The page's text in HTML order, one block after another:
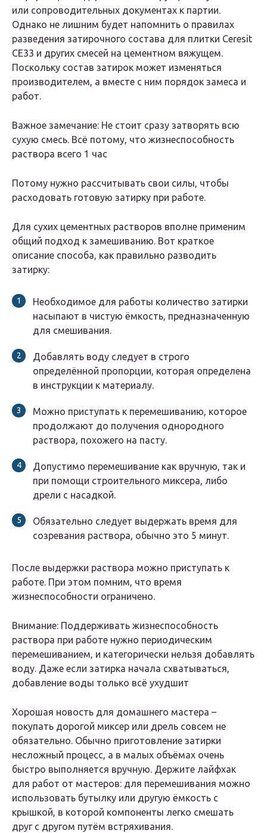
или сопроводительных документах к партии.
Однако не лишним будет напомнить о правилах
разведения затирочного состава для плитки Ceresit
CE33 и других смесей на цементном вяжущем.
Поскольку состав затирок может изменяться
производителем, а вместе с ним порядок замеса и
работ.
Важное замечание: Не стоит сразу затворять всю
сухую смесь. Всё потому, что жизнеспособность
раствора всего 1 час
Потому нужно рассчитывать свои силы, чтобы
расходовать готовую затирку при работе.
Для сухих цементных растворов вполне применим
общий подход к замешиванию. Вот краткое
описание способа, как правильно разводить
затирку:
Необходимое для работы количество затирки
насыпают в чистую ёмкость, предназначенную
для смешивания.
Добавлять воду следует в строго
определённой пропорции, которая определена
в инструкции к материалу.
Можно приступать к перемешиванию, которое
продолжают до получения однородного
раствора, похожего на пасту.
Допустимо перемешивание как вручную, так и
при помощи строительного миксера, либо
дрели с насадкой.
Обязательно следует выдержать время для
созревания раствора, обычно это 5 минут.
После выдержки раствора можно приступать к
работе. При этом помним, что время
жизнеспособности ограничено.
Внимание: Поддерживать жизнеспособность
раствора при работе нужно периодическим
перемешиванием, и категорически нельзя добавлять
воду. Даже если затирка начала схватываться,
добавление воды только всё ухудшит
Хорошая новость для домашнего мастера –
покупать дорогой миксер или дрель совсем не
обязательно. Обычно приготовление затирки
несложный процесс, а в малых объёмах очень
быстро выполняется вручную. Держите лайфхак
для работ от мастеров: для перемешивания можно
использовать бутылку или другую ёмкость с
крышкой, в которой компоненты легко смешать
друг с другом путём встряхивания.